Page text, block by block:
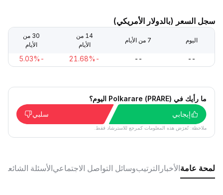
سجل السعر (بالدولار الأمريكي)
اليوم 7 من الأيام
14 من
الأيام
30 من
الأيام
--
--
-21.68%
-5.03%
ما رأيك في Polkarare (PRARE) اليوم؟
إيجابي
سلبي
ملاحظة: تُعرَض هذه المعلومات كمرجع للاسترشاد فقط.
لمحة عامةالأخبار الترتيبوسائل التواصل الاجتماعيالأسئلة الشائعة